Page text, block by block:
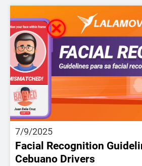
7/9/2025
Facial Recognition
Cebuano Drivers